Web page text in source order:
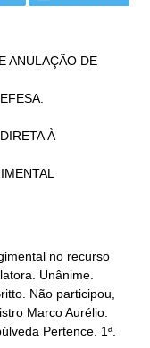
ANULAÇÃO DE
no recurso
Unânime.
Não participou,
Marco Aurélio.
Pertence. 1ª.